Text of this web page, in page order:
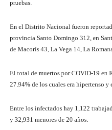
pruebas.
En el Distrito Nacional fueron
provincia Santo Domingo 312, en
de Macorís 43, La Vega 14, La
El total de muertos por COVID-19 en
27.94% de los cuales era hipertenso
Entre los infectados hay 1,122
y 32,931 menores de 20 años.